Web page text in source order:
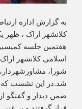
به گزارش اداره
هفتمین جلسه
اسلامی کلانشهر
شورا،
شد.در این نشست که
ضمن دیدار و گفتگو